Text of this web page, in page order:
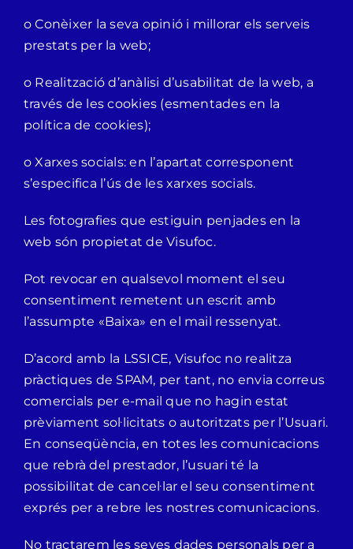
o Conèixer la seva opinió i millorar els serveis
prestats per la web;
o Realització d’anàlisi d’usabilitat de la web, a
través de les cookies (esmentades en la
política de cookies);
o Xarxes socials: en l’apartat corresponent
s’especifica l’ús de les xarxes socials.
Les fotografies que estiguin penjades en la
web són propietat de Visufoc.
Pot revocar en qualsevol moment el seu
consentiment remetent un escrit amb
l’assumpte «Baixa» en el mail ressenyat.
D’acord amb la LSSICE, Visufoc no realitza
pràctiques de SPAM, per tant, no envia correus
comercials per e-mail que no hagin estat
prèviament sol·licitats o autoritzats per l’Usuari.
En conseqüència, en totes les comunicacions
que rebrà del prestador, l’usuari té la
possibilitat de cancel·lar el seu consentiment
exprés per a rebre les nostres comunicacions.
No tractarem les seves dades personals per a